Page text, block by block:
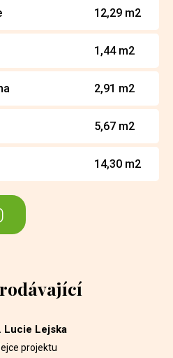
12,29 m2
1,44 m2
2,91 m2
5,67 m2
14,30 m2
Lucie Lejska
projektu